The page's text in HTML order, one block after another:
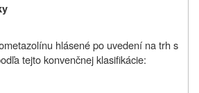
hlásené po uvedení na trh s
dľa tejto konvenčnej klasifikácie: